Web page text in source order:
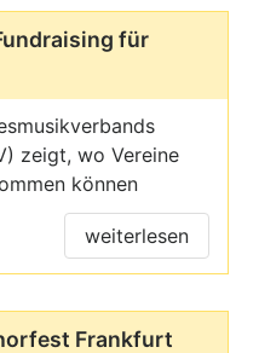
für
zeigt, wo Vereine
können
weiterlesen
Frankfurt